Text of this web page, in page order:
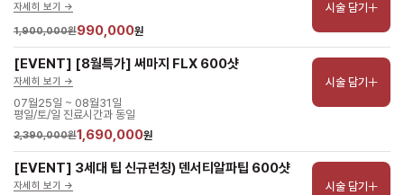
자세히 보기 ->
1,900,000원990,000원
시술 담기
[EVENT] [8월특가] 써마지 FLX 600샷
자세히 보기 ->
07월25일 ~ 08월31일
평일/토/일 진료시간과 동일
2,390,000원1,690,000원
시술 담기
[EVENT] 3세대 팁 신규런칭) 덴서티알파팁 600샷
자세히 보기 -> 시술 담기